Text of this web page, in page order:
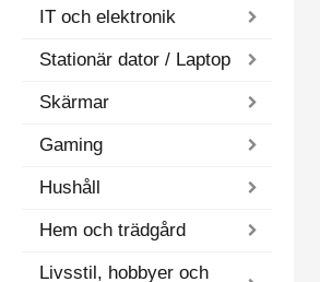
IT och elektronik
Stationär dator / Laptop
Skärmar
Gaming
Hushåll
Hem och trädgård
Livsstil, hobbyer och